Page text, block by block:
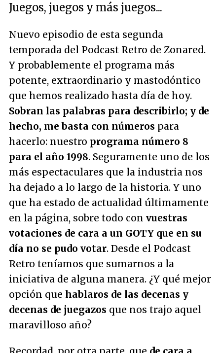
Juegos, juegos y más juegos...
Nuevo episodio de esta segunda
temporada del Podcast Retro de Zonared.
Y probablemente el programa más
potente, extraordinario y mastodóntico
que hemos realizado hasta día de hoy.
Sobran las palabras para describirlo; y de
hecho, me basta con números para
hacerlo: nuestro programa número 8
para el año 1998. Seguramente uno de los
más espectaculares que la industria nos
ha dejado a lo largo de la historia. Y uno
que ha estado de actualidad últimamente
en la página, sobre todo con vuestras
votaciones de cara a un GOTY que en su
día no se pudo votar. Desde el Podcast
Retro teníamos que sumarnos a la
iniciativa de alguna manera. ¿Y qué mejor
opción que hablaros de las decenas y
decenas de juegazos que nos trajo aquel
maravilloso año?